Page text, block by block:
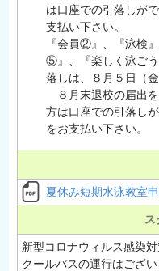
は口座での引落しが
支払い下さい。
『会員②』、『泳検
⑤』、『楽しく泳ご
落しは、８月５日（
８月末退校の届出
方は口座での引落し
をお支払い下さい。
夏休み短期水泳教室
新型コロナウィルス感染
クールバスの運行はござい